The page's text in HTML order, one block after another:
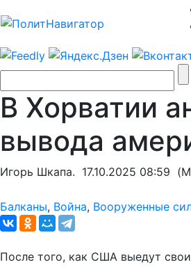
В Хорватии
вывода
Игорь Шкапа. 17.10.2025 08:59
Балканы, Война, Вооруженные
После того, как США выедут свои